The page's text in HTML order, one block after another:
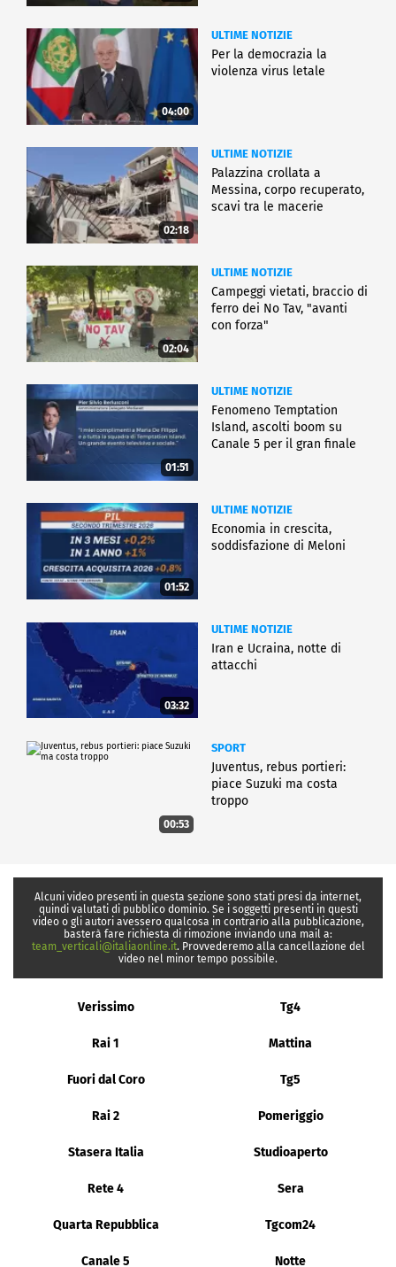
04:00
ULTIME NOTIZIE
Per la democrazia la
violenza virus letale
02:18
ULTIME NOTIZIE
Palazzina crollata a
Messina, corpo recuperato,
scavi tra le macerie
02:04
ULTIME NOTIZIE
Campeggi vietati, braccio di
ferro dei No Tav, "avanti
con forza"
01:51
ULTIME NOTIZIE
Fenomeno Temptation
Island, ascolti boom su
Canale 5 per il gran finale
01:52
ULTIME NOTIZIE
Economia in crescita,
soddisfazione di Meloni
03:32
ULTIME NOTIZIE
Iran e Ucraina, notte di
attacchi
00:53
SPORT
Juventus, rebus portieri:
piace Suzuki ma costa
troppo
Alcuni video presenti in questa sezione sono stati presi da internet,
quindi valutati di pubblico dominio. Se i soggetti presenti in questi
video o gli autori avessero qualcosa in contrario alla pubblicazione,
basterà fare richiesta di rimozione inviando una mail a:
team_verticali@italiaonline.it. Provvederemo alla cancellazione del
video nel minor tempo possibile.
Verissimo Tg4
Rai 1 Mattina
Fuori dal Coro Tg5
Rai 2 Pomeriggio
Stasera Italia Studioaperto
Rete 4 Sera
Quarta Repubblica Tgcom24
Canale 5 Notte